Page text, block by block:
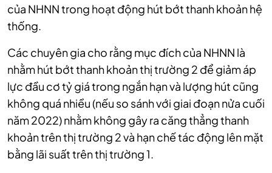
của NHNN trong hoạt động hút bớt thanh khoản hệ
thống.
Các chuyên gia cho rằng mục đích của NHNN là
nhằm hút bớt thanh khoản thị trường 2 để giảm áp
lực đầu cơ tỷ giá trong ngắn hạn và lượng hút cũng
không quá nhiều (nếu so sánh với giai đoạn nửa cuối
năm 2022) nhằm không gây ra căng thẳng thanh
khoản trên thị trường 2 và hạn chế tác động lên mặt
bằng lãi suất trên thị trường 1.